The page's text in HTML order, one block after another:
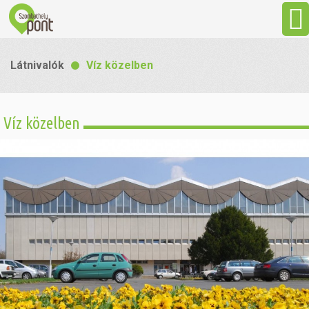
Látnivalók
Gasztronómia
Szállás
Sport
Szabadidő
Látnivalók Víz közelben
Víz közelben